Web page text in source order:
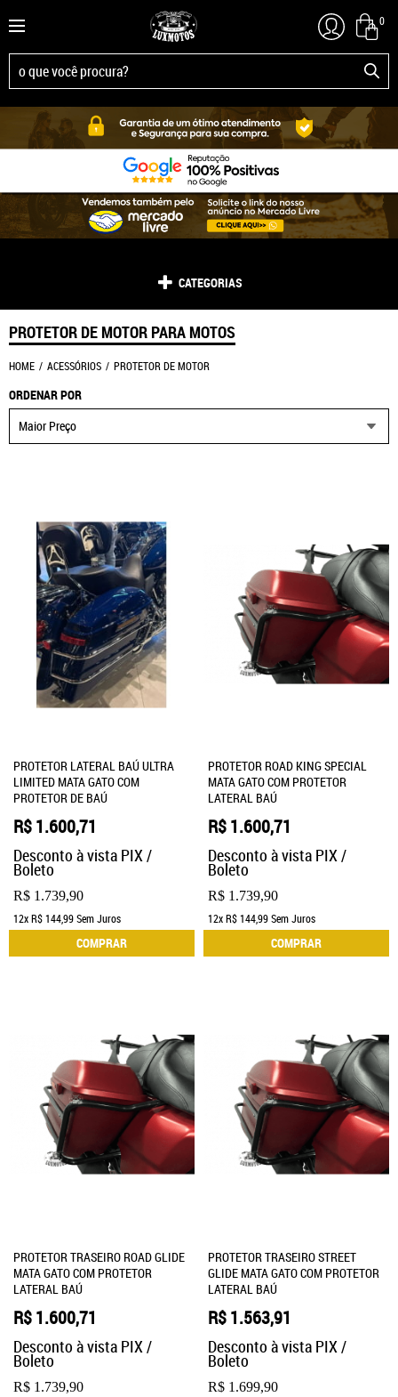
0
CATEGORIAS
PROTETOR DE MOTOR PARA MOTOS
HOME ACESSÓRIOS PROTETOR DE MOTOR
ORDENAR POR
Maior Preço
PROTETOR LATERAL BAÚ ULTRA
LIMITED MATA GATO COM
PROTETOR DE BAÚ
R$ 1.739,90
R$ 1.600,71
Desconto à vista PIX /
Boleto
12xR$ 144,99Sem Juros
COMPRAR
PROTETOR ROAD KING SPECIAL
MATA GATO COM PROTETOR
LATERAL BAÚ
R$ 1.739,90
R$ 1.600,71
Desconto à vista PIX /
Boleto
12xR$ 144,99Sem Juros
COMPRAR
PROTETOR TRASEIRO ROAD GLIDE
MATA GATO COM PROTETOR
LATERAL BAÚ
R$ 1.739,90
R$ 1.600,71
Desconto à vista PIX /
Boleto
PROTETOR TRASEIRO STREET
GLIDE MATA GATO COM PROTETOR
LATERAL BAÚ
R$ 1.699,90
R$ 1.563,91
Desconto à vista PIX /
Boleto